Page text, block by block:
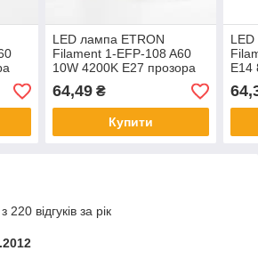
LED лампа ETRON
Filament 1-EFP-108 A60
10W 4200K E27 прозора
64,49₴
Купити
E14
відгуків за рік